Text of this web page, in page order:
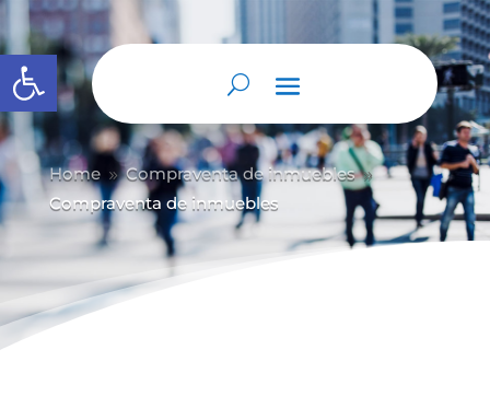
Abrir barra de herramientas
Home 9 Compraventa de inmuebles 9
Compraventa de inmuebles